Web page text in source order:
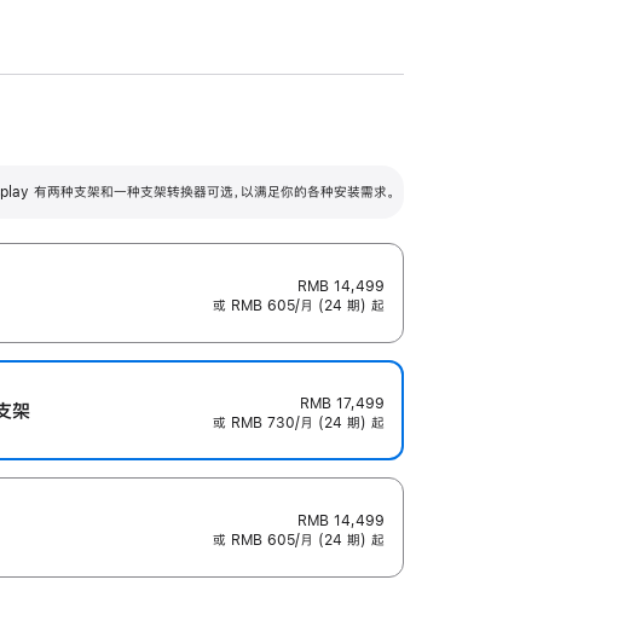
毫米的高度调节范围。
有两种支架和一种支架转换器可选，以满足你的各种安装需求。
RMB 14,499
或 RMB 605/月 (24 期) 起
架
RMB 17,499
或 RMB 730/月 (24 期) 起
RMB 14,499
或 RMB 605/月 (24 期) 起